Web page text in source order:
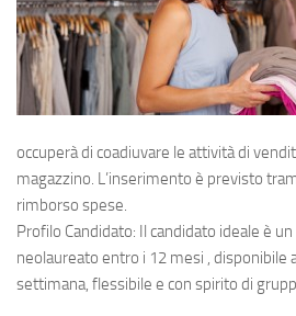
occuperà di coadiuvare le attività di
magazzino. L’inserimento è previsto
rimborso spese.
Profilo Candidato: Il candidato ideale è
neolaureato entro i 12 mesi , disponibile
settimana, flessibile e con spirito di